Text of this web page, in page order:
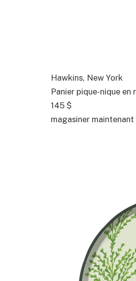
Hawkins, New York
Panier pique-nique en
145 $
magasiner maintenant